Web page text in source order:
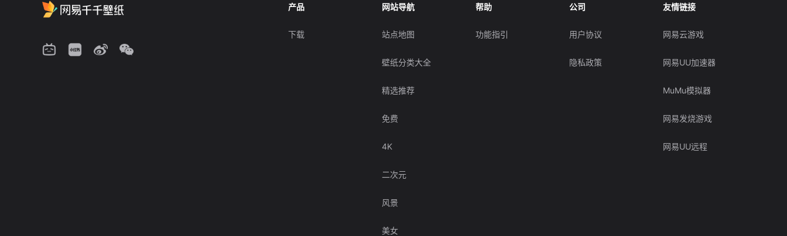
产品
下载
网站导航
站点地图
壁纸分类大全
精选推荐
免费
4K
二次元
风景
美女
帮助
功能指引
公司
用户协议
隐私政策
友情链接
网易云游戏
网易UU加速器
MuMu模拟器
网易发烧游戏
网易UU远程